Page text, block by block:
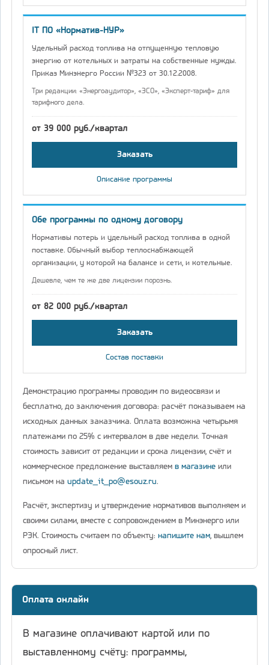
IT ПО «Норматив-НУР»
Удельный расход топлива на отпущенную тепловую
энергию от котельных и затраты на собственные нужды.
Приказ Минэнерго России №323 от 30.12.2008.
Три редакции: «Энергоаудитор», «ЭСО», «Эксперт-тариф» для
тарифного дела.
от 39 000 руб./квартал
Заказать
Описание программы
Обе программы по одному договору
Нормативы потерь и удельный расход топлива в одной
поставке. Обычный выбор теплоснабжающей
организации, у которой на балансе и сети, и котельные.
Дешевле, чем те же две лицензии порознь.
от 82 000 руб./квартал
Заказать
Состав поставки
Демонстрацию программы проводим по видеосвязи и
бесплатно, до заключения договора: расчёт показываем на
исходных данных заказчика. Оплата возможна четырьмя
платежами по 25% с интервалом в две недели. Точная
стоимость зависит от редакции и срока лицензии, счёт и
коммерческое предложение выставляем в магазине или
письмом на update_it_po@esouz.ru.
Расчёт, экспертизу и утверждение нормативов выполняем и
своими силами, вместе с сопровождением в Минэнерго или
РЭК. Стоимость считаем по объекту: напишите нам, вышлем
опросный лист.
Оплата онлайн
В магазине оплачивают картой или по
выставленному счёту: программы,